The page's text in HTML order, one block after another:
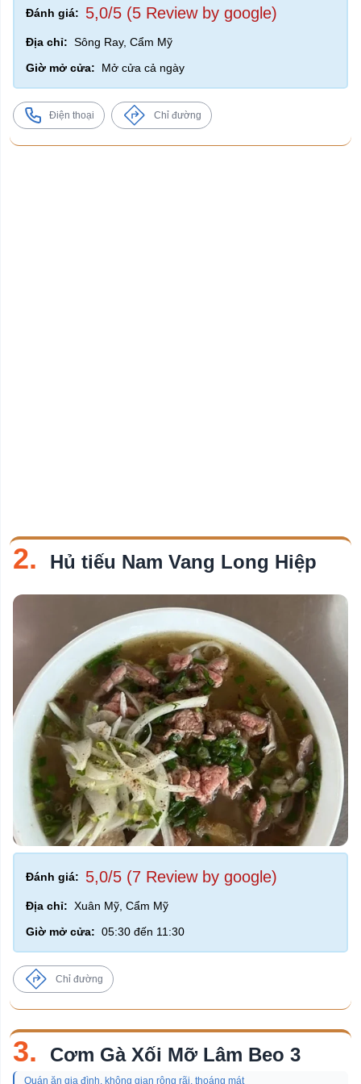
Đánh giá: 5,0/5 (5 Review by google)
Địa chỉ: Sông Ray, Cẩm Mỹ
Giờ mở cửa:
Mở cửa cả ngày
Điện thoại Chỉ đường
2. Hủ tiếu Nam Vang Long Hiệp
Đánh giá: 5,0/5 (7 Review by google)
Địa chỉ: Xuân Mỹ, Cẩm Mỹ
Giờ mở cửa: 05:30 đến 11:30
Chỉ đường
3. Cơm Gà Xối Mỡ Lâm Beo 3
Quán ăn gia đình, không gian rộng rãi, thoáng mát